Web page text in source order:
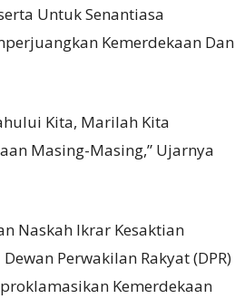
Untuk Senantiasa
Kemerdekaan Dan
Kita, Marilah Kita
Masing-Masing,” Ujarnya
Naskah Ikrar Kesaktian
Perwakilan Rakyat (DPR)
Kemerdekaan